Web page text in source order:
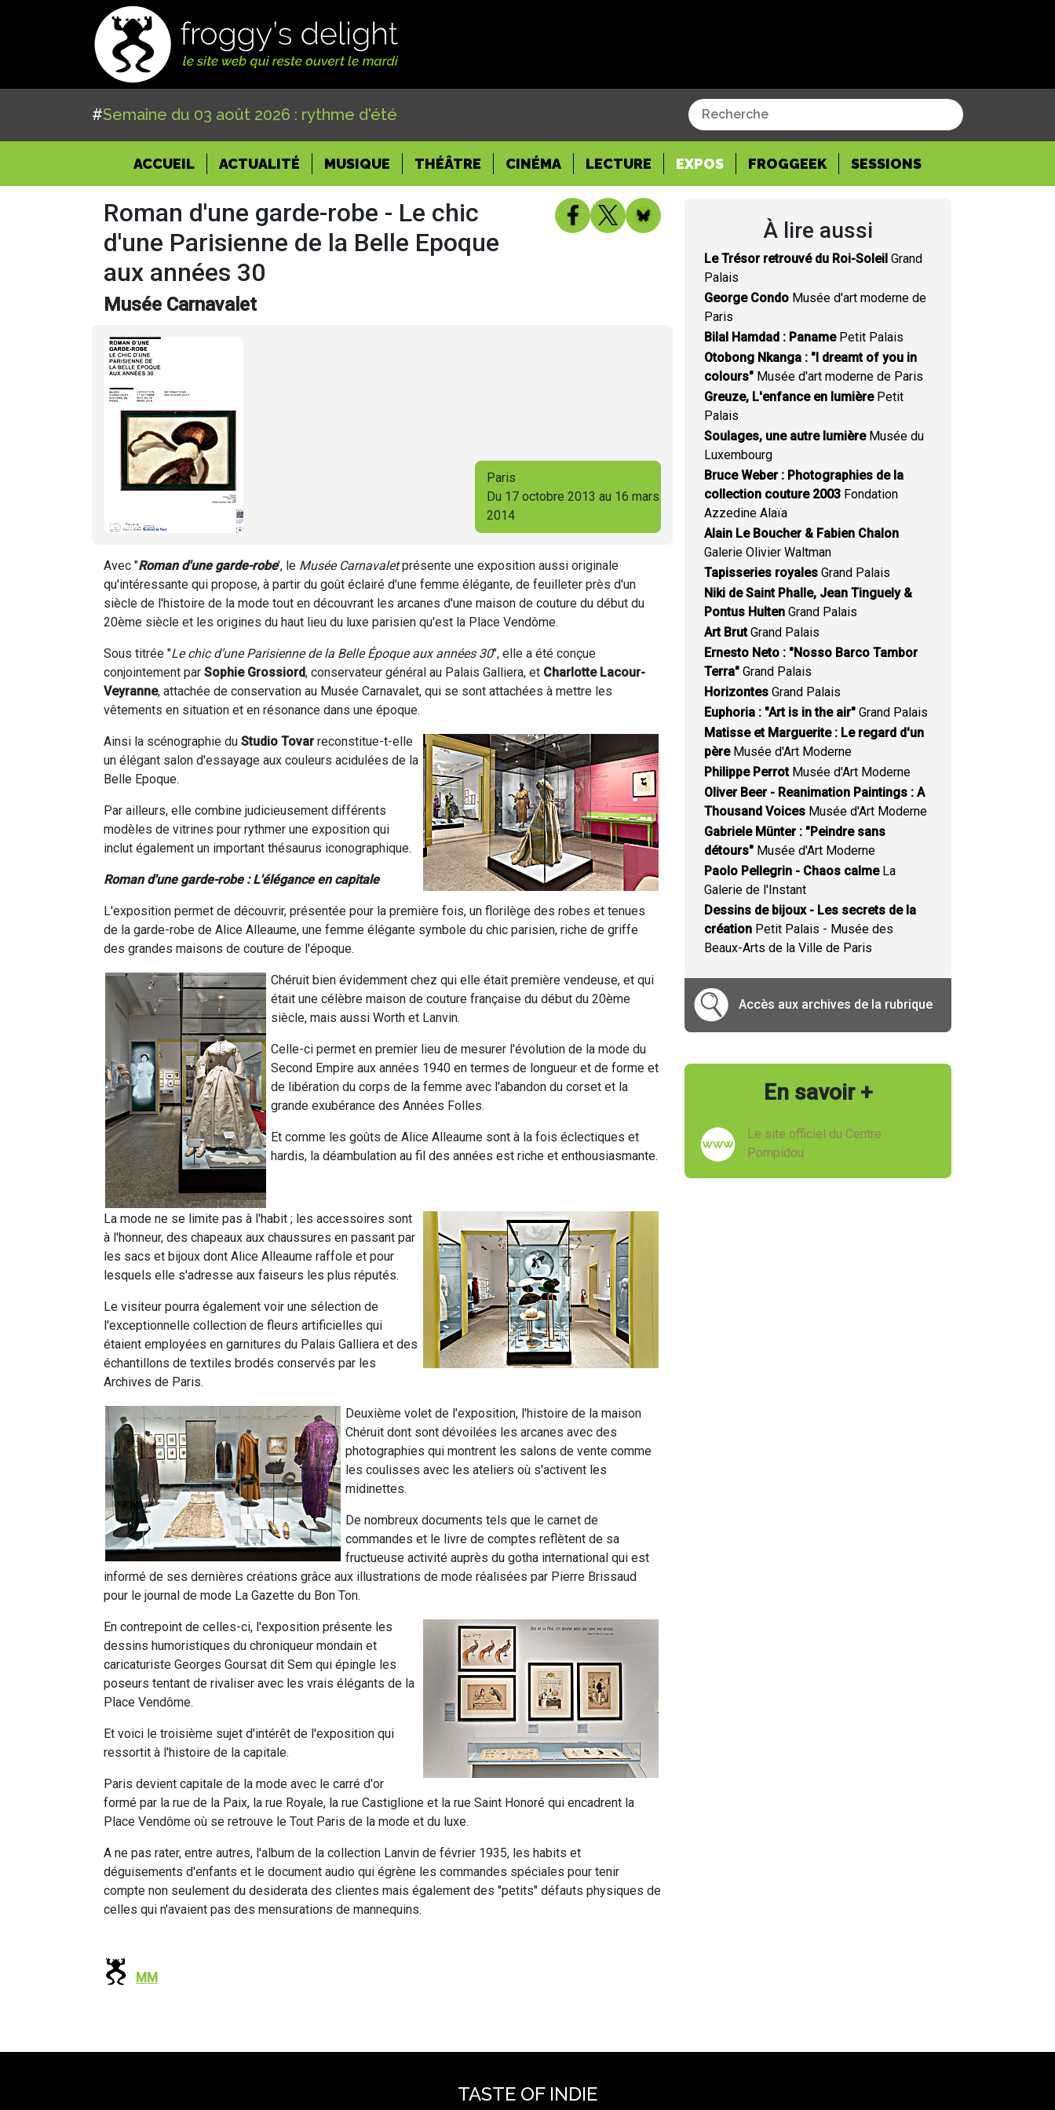
#Semaine du 03 août 2026 : rythme d'été
ACCUEIL(CURRENT)
ACTUALITÉ MUSIQUE THÉÂTRE CINÉMA LECTURE EXPOS FROGGEEK SESSIONS
Roman d'une garde-robe - Le chic
d'une Parisienne de la Belle Epoque
aux années 30
Musée Carnavalet
Paris
Du 17 octobre 2013 au 16 mars
2014
Avec "Roman d'une garde-robe', le Musée Carnavaletprésente une exposition aussi originale
qu'intéressante qui propose, à partir du goût éclairé d'une femme élégante, de feuilleter près d'un
siècle de l'histoire de la mode tout en découvrant les arcanes d'une maison de couture du début du
20ème siècle et les origines du haut lieu du luxe parisien qu'est la Place Vendôme.
Sous titrée "Le chic d’une Parisienne de la Belle Époque aux années 30", elle a été conçue
conjointement par Sophie Grossiord, conservateur général au Palais Galliera, et Charlotte Lacour-
Veyranne, attachée de conservation au Musée Carnavalet, qui se sont attachées à mettre les
vêtements en situation et en résonance dans une époque.
Ainsi la scénographie du Studio Tovarreconstitue-t-elle
un élégant salon d'essayage aux couleurs acidulées de la
Belle Epoque.
Par ailleurs, elle combine judicieusement différents
modèles de vitrines pour rythmer une exposition qui
inclut également un important thésaurus iconographique.
Roman d'une garde-robe : L'élégance en capitale
L'exposition permet de découvrir, présentée pour la première fois, un florilège des robes et tenues
de la garde-robe de Alice Alleaume, une femme élégante symbole du chic parisien, riche de griffe
des grandes maisons de couture de l'époque.
Chéruit bien évidemment chez qui elle était première vendeuse, et qui
était une célèbre maison de couture française du début du 20ème
siècle, mais aussi Worth et Lanvin.
Celle-ci permet en premier lieu de mesurer l'évolution de la mode du
Second Empire aux années 1940 en termes de longueur et de forme et
de libération du corps de la femme avec l'abandon du corset et la
grande exubérance des Années Folles.
Et comme les goûts de Alice Alleaume sont à la fois éclectiques et
hardis, la déambulation au fil des années est riche et enthousiasmante.
La mode ne se limite pas à l'habit ; les accessoires sont
à l'honneur, des chapeaux aux chaussures en passant par
les sacs et bijoux dont Alice Alleaume raffole et pour
lesquels elle s'adresse aux faiseurs les plus réputés.
Le visiteur pourra également voir une sélection de
l'exceptionnelle collection de fleurs artificielles qui
étaient employées en garnitures du Palais Galliera et des
échantillons de textiles brodés conservés par les
Archives de Paris.
Deuxième volet de l'exposition, l'histoire de la maison
Chéruit dont sont dévoilées les arcanes avec des
photographies qui montrent les salons de vente comme
les coulisses avec les ateliers où s'activent les
midinettes.
De nombreux documents tels que le carnet de
commandes et le livre de comptes reflètent de sa
fructueuse activité auprès du gotha international qui est
informé de ses dernières créations grâce aux illustrations de mode réalisées par Pierre Brissaud
pour le journal de mode La Gazette du Bon Ton.
En contrepoint de celles-ci, l'exposition présente les
dessins humoristiques du chroniqueur mondain et
caricaturiste Georges Goursat dit Sem qui épingle les
poseurs tentant de rivaliser avec les vrais élégants de la
Place Vendôme.
Et voici le troisième sujet d'intérêt de l'exposition qui
ressortit à l'histoire de la capitale.
Paris devient capitale de la mode avec le carré d'or
formé par la rue de la Paix, la rue Royale, la rue Castiglione et la rue Saint Honoré qui encadrent la
Place Vendôme où se retrouve le Tout Paris de la mode et du luxe.
A ne pas rater, entre autres, l'album de la collection Lanvin de février 1935, les habits et
déguisements d'enfants et le document audio qui égrène les commandes spéciales pour tenir
compte non seulement du desiderata des clientes mais également des "petits" défauts physiques de
celles qui n'avaient pas des mensurations de mannequins.
MM
À lire aussi
Le Trésor retrouvé du Roi-Soleil Grand
Palais
George Condo Musée d'art moderne de
Paris
Bilal Hamdad : PanamePetit Palais
Otobong Nkanga : "I dreamt of you in
colours" Musée d'art moderne de Paris
Greuze, L'enfance en lumièrePetit
Palais
Soulages, une autre lumièreMusée du
Luxembourg
Bruce Weber : Photographies de la
collection couture 2003 Fondation
Azzedine Alaïa
Alain Le Boucher & Fabien Chalon
Galerie Olivier Waltman
Tapisseries royales Grand Palais
Niki de Saint Phalle, Jean Tinguely &
Pontus Hulten Grand Palais
Art BrutGrand Palais
Ernesto Neto : "Nosso Barco Tambor
Terra" Grand Palais
Horizontes Grand Palais
Euphoria : "Art is in the air" Grand Palais
Matisse et Marguerite : Le regard d'un
pèreMusée d'Art Moderne
Philippe PerrotMusée d'Art Moderne
Oliver Beer - Reanimation Paintings : A
Thousand Voices Musée d'Art Moderne
Gabriele Münter : "Peindre sans
détours" Musée d'Art Moderne
Paolo Pellegrin - Chaos calmeLa
Galerie de l'Instant
Dessins de bijoux - Les secrets de la
création Petit Palais - Musée des
Beaux-Arts de la Ville de Paris
Accès aux archives de la rubrique
En savoir +
Le site officiel du Centre
Pompidou
TASTE OF INDIE